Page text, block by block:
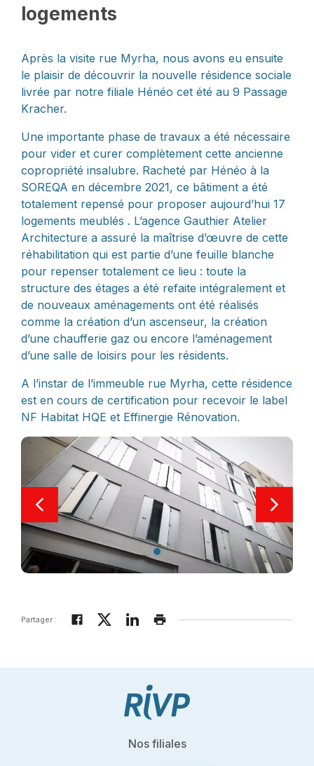
logements
Après la visite rue Myrha, nous avons eu ensuite
le plaisir de découvrir la nouvelle résidence sociale
livrée par notre filiale Hénéo cet été au 9 Passage
Kracher.
Une importante phase de travaux a été nécessaire
pour vider et curer complètement cette ancienne
copropriété insalubre. Racheté par Hénéo à la
SOREQA en décembre 2021, ce bâtiment a été
totalement repensé pour proposer aujourd’hui 17
logements meublés . L’agence Gauthier Atelier
Architecture a assuré la maîtrise d’œuvre de cette
réhabilitation qui est partie d’une feuille blanche
pour repenser totalement ce lieu : toute la
structure des étages a été refaite intégralement et
de nouveaux aménagements ont été réalisés
comme la création d’un ascenseur, la création
d’une chaufferie gaz ou encore l’aménagement
d’une salle de loisirs pour les résidents.
A l’instar de l’immeuble rue Myrha, cette résidence
est en cours de certification pour recevoir le label
NF Habitat HQE et Effinergie Rénovation.
Partager :
Nos filiales